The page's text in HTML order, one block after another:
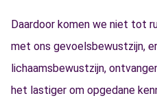
Daardoor komen we niet tot
met ons gevoelsbewustzijn,
lichaamsbewustzijn,
het lastiger om opgedane